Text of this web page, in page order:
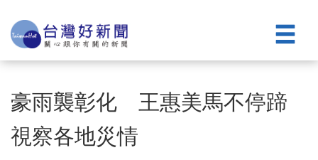
豪雨襲彰化 王惠美馬不停蹄
視察各地災情